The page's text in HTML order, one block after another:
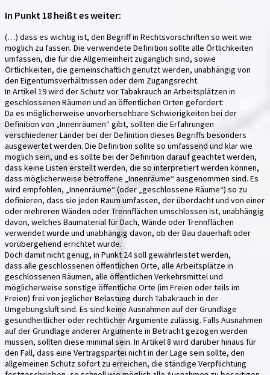
In Punkt 18 heißt es weiter:
(…) dass es wichtig ist, den Begriff in Rechtsvorschriften so weit wie
möglich zu fassen. Die verwendete Definition sollte alle Örtlichkeiten
umfassen, die für die Allgemeinheit zugänglich sind, sowie
Örtlichkeiten, die gemeinschaftlich genutzt werden, unabhängig von
den Eigentumsverhältnissen oder dem Zugangsrecht.
In Artikel 19 wird der Schutz vor Tabakrauch an Arbeitsplätzen in
geschlossenen Räumen und an öffentlichen Orten gefordert:
Da es möglicherweise unvorhersehbare Schwierigkeiten bei der
Definition von „Innenräumen“ gibt, sollten die Erfahrungen
verschiedener Länder bei der Definition dieses Begriffs besonders
ausgewertet werden. Die Definition sollte so umfassend und klar wie
möglich sein, und es sollte bei der Definition darauf geachtet werden,
dass keine Listen erstellt werden, die so interpretiert werden können,
dass möglicherweise betroffene „Innenräume“ ausgenommen sind. Es
wird empfohlen, „Innenräume“ (oder „geschlossene Räume“) so zu
definieren, dass sie jeden Raum umfassen, der überdacht und von einer
oder mehreren Wänden oder Trennflächen umschlossen ist, unabhängig
davon, welches Baumaterial für Dach, Wände oder Trennflächen
verwendet wurde und unabhängig davon, ob der Bau dauerhaft oder
vorübergehend errichtet wurde.
Doch damit nicht genug, in Punkt 24 soll gewährleistet werden,
dass alle geschlossenen öffentlichen Orte, alle Arbeitsplätze in
geschlossenen Räumen, alle öffentlichen Verkehrsmittel und
möglicherweise sonstige öffentliche Orte (im Freien oder teils im
Freien) frei von jeglicher Belastung durch Tabakrauch in der
Umgebungsluft sind. Es sind keine Ausnahmen auf der Grundlage
gesundheitlicher oder rechtlicher Argumente zulässig. Falls Ausnahmen
auf der Grundlage anderer Argumente in Betracht gezogen werden
müssen, sollten diese minimal sein. In Artikel 8 wird darüber hinaus für
den Fall, dass eine Vertragspartei nicht in der Lage sein sollte, den
allgemeinen Schutz sofort zu erreichen, die ständige Verpflichtung